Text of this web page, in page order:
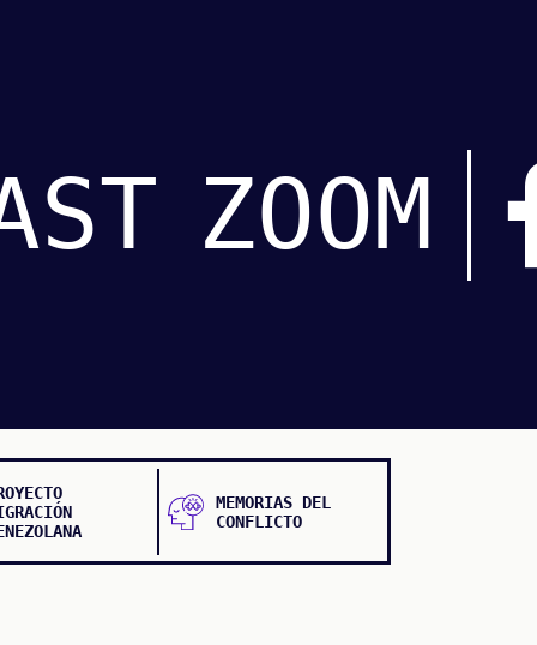
ZOOM
MEMORIAS DEL
CONFLICTO